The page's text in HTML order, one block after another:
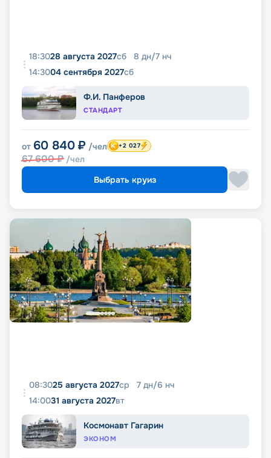
18:3028 августа 2027сб 8 дн/7 нч
14:3004 сентября 2027сб
Ф.И. Панферов
СТАНДАРТ
от 60 840 ₽ /чел
67 600₽ /чел
+2 027
Выбрать круиз
08:3025 августа 2027ср 7 дн/6 нч
14:0031 августа 2027вт
Космонавт Гагарин
ЭКОНОМ